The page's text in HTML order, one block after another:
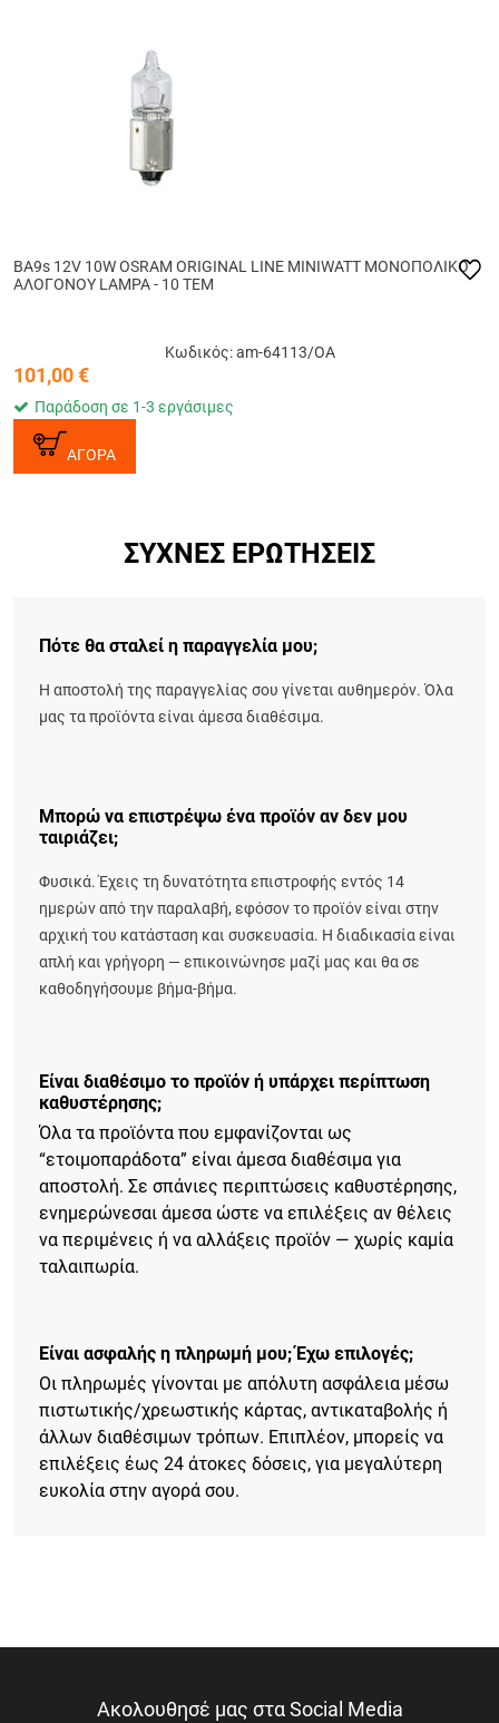
BA9s 12V 10W OSRAM ORIGINAL LINE MINIWATT ΜΟΝΟΠΟΛΙΚΟ
ΑΛΟΓΟΝΟΥ LAMPA - 10 ΤΕΜ
Κωδικός: am-64113/OA
101,00€
Παράδοση σε 1-3 εργάσιμες
ΑΓΟΡΑ
ΣΥΧΝΈΣ ΕΡΩΤΉΣΕΙΣ
Πότε θα σταλεί η παραγγελία μου;
Η αποστολή της παραγγελίας σου γίνεται αυθημερόν. Όλα
μας τα προϊόντα είναι άμεσα διαθέσιμα.
Μπορώ να επιστρέψω ένα προϊόν αν δεν μου
ταιριάζει;
Φυσικά. Έχεις τη δυνατότητα επιστροφής εντός 14
ημερών από την παραλαβή, εφόσον το προϊόν είναι στην
αρχική του κατάσταση και συσκευασία. Η διαδικασία είναι
απλή και γρήγορη — επικοινώνησε μαζί μας και θα σε
καθοδηγήσουμε βήμα-βήμα.
Είναι διαθέσιμο το προϊόν ή υπάρχει περίπτωση
καθυστέρησης;
Όλα τα προϊόντα που εμφανίζονται ως
“ετοιμοπαράδοτα” είναι άμεσα διαθέσιμα για
αποστολή. Σε σπάνιες περιπτώσεις καθυστέρησης,
ενημερώνεσαι άμεσα ώστε να επιλέξεις αν θέλεις
να περιμένεις ή να αλλάξεις προϊόν — χωρίς καμία
ταλαιπωρία.
Είναι ασφαλής η πληρωμή μου; Έχω επιλογές;
Οι πληρωμές γίνονται με απόλυτη ασφάλεια μέσω
πιστωτικής/χρεωστικής κάρτας, αντικαταβολής ή
άλλων διαθέσιμων τρόπων. Επιπλέον, μπορείς να
επιλέξεις έως 24 άτοκες δόσεις, για μεγαλύτερη
ευκολία στην αγορά σου.
Ακολουθησέ μας στα Social Media